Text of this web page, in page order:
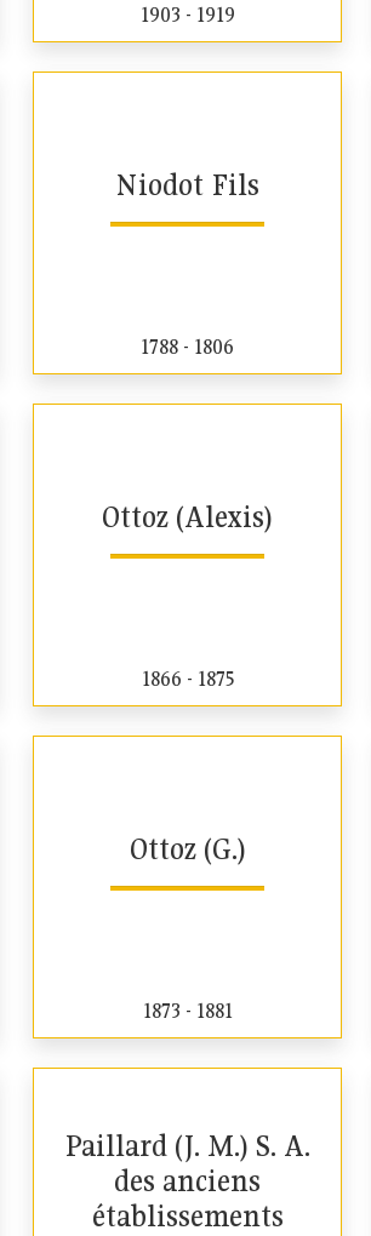
1903 - 1919
Niodot Fils
1788 - 1806
Ottoz (Alexis)
1866 - 1875
Ottoz (G.)
1873 - 1881
Paillard (J. M.) S. A.
des anciens
établissements